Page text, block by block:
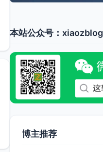
本站公众号：xiaozblog
博主推荐